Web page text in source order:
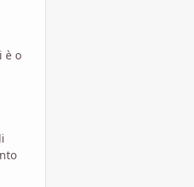
è o